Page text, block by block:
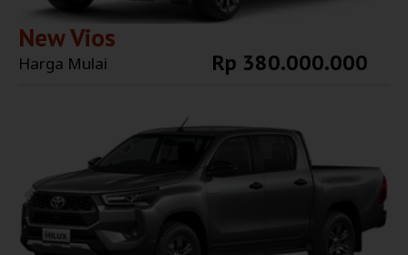
New Vios
Harga Mulai Rp 380.000.000